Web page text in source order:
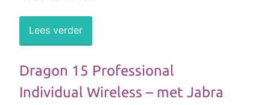
Lees verder
Dragon 15 Professional
Individual Wireless – met Jabra